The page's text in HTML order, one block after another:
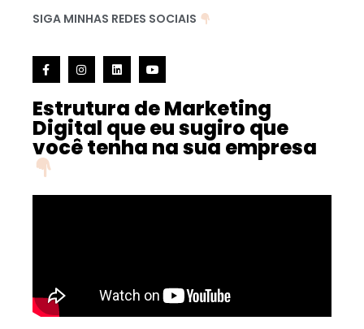
SIGA MINHAS REDES SOCIAIS
Estrutura de Marketing
Digital que eu sugiro que
você tenha na sua empresa